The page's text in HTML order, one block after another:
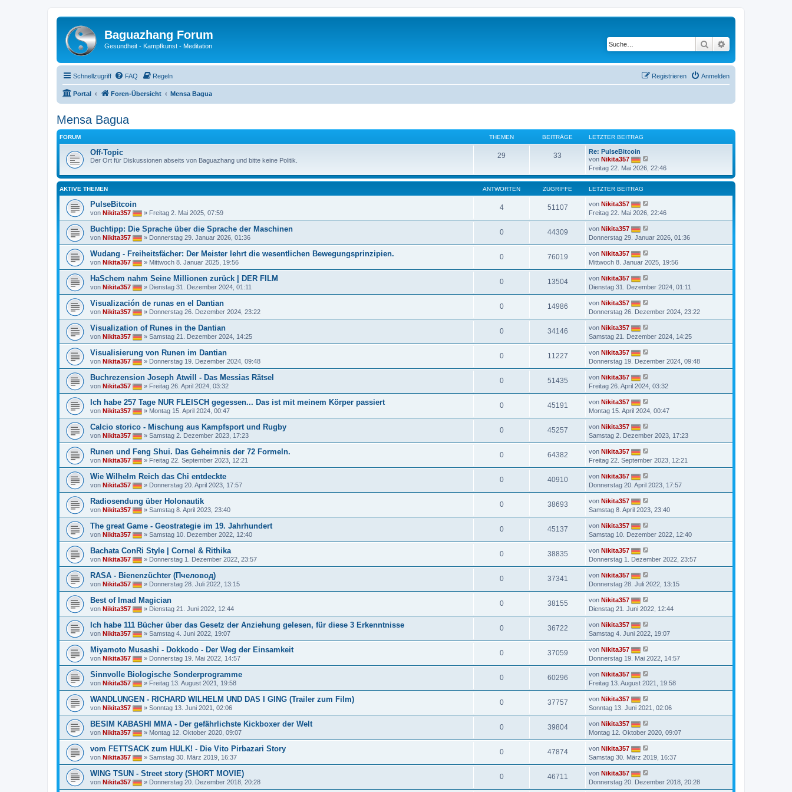
Baguazhang Forum
Gesundheit - Kampfkunst - Meditation Suche
Schnellzugriff FAQ Regeln Anmelden
Registrieren
Portal Foren-Übersicht Mensa Bagua
Mensa Bagua
FORUM THEMEN BEITRÄGE LETZTER BEITRAG
Off-Topic
Der Ort für Diskussionen abseits von Baguazhang und bitte keine Politik.
29 33
Re: PulseBitcoin
von Nikita357
e
u
e
B
e
t
r
Freitag 22. Mai 2026, 22:46
AKTIVE THEMEN ANTWORTEN ZUGRIFFE LETZTER BEITRAG
PulseBitcoin
von Nikita357 » Freitag 2. Mai 2025, 07:59
4 51107 von Nikita357
Freitag 22. Mai 2026, 22:46
Buchtipp: Die Sprache über die Sprache der Maschinen
von Nikita357 » Donnerstag 29. Januar 2026, 01:36
0 44309 von Nikita357
Donnerstag 29. Januar 2026, 01:36
Wudang - Freiheitsfächer: Der Meister lehrt die wesentlichen Bewegungsprinzipien.
von Nikita357 » Mittwoch 8. Januar 2025, 19:56
0 76019 von Nikita357
Mittwoch 8. Januar 2025, 19:56
HaSchem nahm Seine Millionen zurück | DER FILM
von Nikita357 » Dienstag 31. Dezember 2024, 01:11
0 13504 von Nikita357
Dienstag 31. Dezember 2024, 01:11
Visualización de runas en el Dantian
von Nikita357 » Donnerstag 26. Dezember 2024, 23:22
0 14986 von Nikita357
Donnerstag 26. Dezember 2024, 23:22
Visualization of Runes in the Dantian
von Nikita357 » Samstag 21. Dezember 2024, 14:25
0 34146 von Nikita357
Samstag 21. Dezember 2024, 14:25
Visualisierung von Runen im Dantian
von Nikita357 » Donnerstag 19. Dezember 2024, 09:48
0 11227 von Nikita357
Donnerstag 19. Dezember 2024, 09:48
Buchrezension Joseph Atwill - Das Messias Rätsel
von Nikita357 » Freitag 26. April 2024, 03:32
0 51435 von Nikita357
Freitag 26. April 2024, 03:32
Ich habe 257 Tage NUR FLEISCH gegessen... Das ist mit meinem Körper passiert
von Nikita357 » Montag 15. April 2024, 00:47
0 45191 von Nikita357
Montag 15. April 2024, 00:47
Calcio storico - Mischung aus Kampfsport und Rugby
von Nikita357 » Samstag 2. Dezember 2023, 17:23
0 45257 von Nikita357
Samstag 2. Dezember 2023, 17:23
Runen und Feng Shui. Das Geheimnis der 72 Formeln.
von Nikita357 » Freitag 22. September 2023, 12:21
0 64382 von Nikita357
Freitag 22. September 2023, 12:21
Wie Wilhelm Reich das Chi entdeckte
von Nikita357 » Donnerstag 20. April 2023, 17:57
0 40910 von Nikita357
Donnerstag 20. April 2023, 17:57
Radiosendung über Holonautik
von Nikita357 » Samstag 8. April 2023, 23:40
0 38693 von Nikita357
Samstag 8. April 2023, 23:40
The great Game - Geostrategie im 19. Jahrhundert
von Nikita357 » Samstag 10. Dezember 2022, 12:40
0 45137 von Nikita357
Samstag 10. Dezember 2022, 12:40
Bachata ConRi Style | Cornel & Rithika
von Nikita357 » Donnerstag 1. Dezember 2022, 23:57
0 38835 von Nikita357
Donnerstag 1. Dezember 2022, 23:57
RASA - Bienenzüchter (Пчеловод)
von Nikita357 » Donnerstag 28. Juli 2022, 13:15
0 37341 von Nikita357
Donnerstag 28. Juli 2022, 13:15
Best of Imad Magician
von Nikita357 » Dienstag 21. Juni 2022, 12:44
0 38155 von Nikita357
Dienstag 21. Juni 2022, 12:44
Ich habe 111 Bücher über das Gesetz der Anziehung gelesen, für diese 3 Erkenntnisse
von Nikita357 » Samstag 4. Juni 2022, 19:07
0 36722 von Nikita357
Samstag 4. Juni 2022, 19:07
Miyamoto Musashi - Dokkodo - Der Weg der Einsamkeit
von Nikita357 » Donnerstag 19. Mai 2022, 14:57
0 37059 von Nikita357
Donnerstag 19. Mai 2022, 14:57
Sinnvolle Biologische Sonderprogramme
von Nikita357 » Freitag 13. August 2021, 19:58
0 60296 von Nikita357
Freitag 13. August 2021, 19:58
WANDLUNGEN - RICHARD WILHELM UND DAS I GING (Trailer zum Film)
von Nikita357 » Sonntag 13. Juni 2021, 02:06
0 37757 von Nikita357
Sonntag 13. Juni 2021, 02:06
BESIM KABASHI MMA - Der gefährlichste Kickboxer der Welt
von Nikita357 » Montag 12. Oktober 2020, 09:07
0 39804 von Nikita357
Montag 12. Oktober 2020, 09:07
vom FETTSACK zum HULK! - Die Vito Pirbazari Story
von Nikita357 » Samstag 30. März 2019, 16:37
0 47874 von Nikita357
Samstag 30. März 2019, 16:37
WING TSUN - Street story (SHORT MOVIE)
von Nikita357 » Donnerstag 20. Dezember 2018, 20:28
0 46711 von Nikita357
Donnerstag 20. Dezember 2018, 20:28